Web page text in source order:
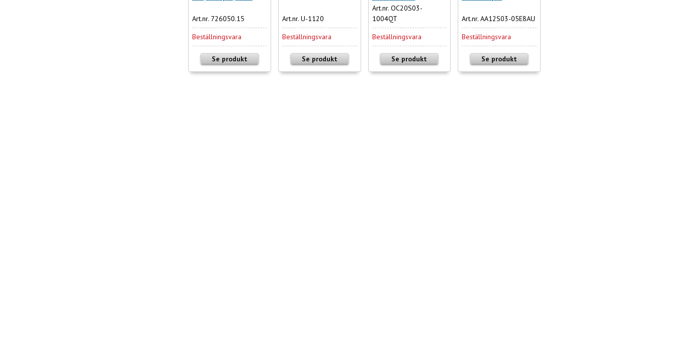
Art.nr. 726050.15
Beställningsvara
Se produkt
Art.nr. U-1120
Beställningsvara
Se produkt
Art.nr. OC20S03-
1004QT
Beställningsvara
Se produkt
Art.nr. AA12S03-05E8AU
Beställningsvara
Se produkt